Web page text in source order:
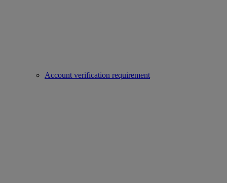
Account verification requirement